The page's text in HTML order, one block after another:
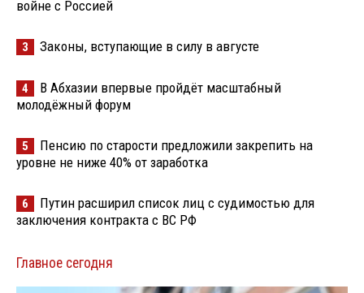
войне с Россией
3 Законы, вступающие в силу в августе
4
В Абхазии впервые пройдёт масштабный
молодёжный форум
5
Пенсию по старости предложили закрепить на
уровне не ниже 40% от заработка
6
Путин расширил список лиц с судимостью для
заключения контракта с ВС РФ
Главное сегодня